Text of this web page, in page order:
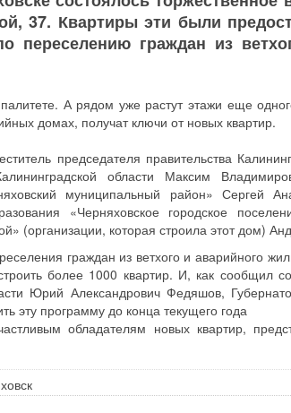
37. Квартиры эти были
переселению граждан из
А рядом уже растут этажи еще
домах, получат ключи от новых квартир.
председателя правительства
области Максим
муниципальный район» Сергей
«Черняховское городское
(организации, которая строила этот дом)
граждан из ветхого и аварийного
более 1000 квартир. И, как сообщил
Юрий Александрович Федяшов,
эту программу до конца текущего года
обладателям новых квартир,